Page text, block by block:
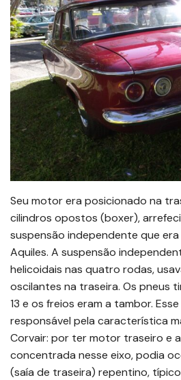
Seu motor era posicionado na
cilindros opostos (boxer),
suspensão independente que
Aquiles. A suspensão
helicoidais nas quatro rodas,
oscilantes na traseira. Os pneus
13 e os freios eram a tambor.
responsável pela característica
Corvair: por ter motor traseiro e
concentrada nesse eixo, podia
(saía de traseira) repentino,